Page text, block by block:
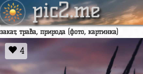
pic2.me
закат, трава, природа (фото, картинка)
4